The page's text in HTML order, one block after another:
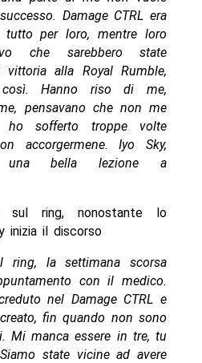
Damage CTRL era
per loro, mentre loro
che sarebbero state
alla Royal Rumble,
Hanno riso di me,
pensavano che non me
ho sofferto troppe volte
accorgermene. Iyo Sky,
una bella lezione a
sul ring, nonostante lo
inizia il discorso
ring, la settimana scorsa
con il medico.
nel Damage CTRL e
fin quando non sono
Mi manca essere in tre, tu
state vicine ad avere